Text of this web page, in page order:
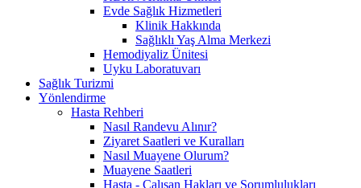
Evde Sağlık Hizmetleri
Klinik Hakkında
Sağlıklı Yaş Alma Merkezi
Hemodiyaliz Ünitesi
Uyku Laboratuvarı
Sağlık Turizmi
Yönlendirme
Hasta Rehberi
Nasıl Randevu Alınır?
Ziyaret Saatleri ve Kuralları
Nasıl Muayene Olurum?
Muayene Saatleri
Hasta - Çalışan Hakları ve Sorumlulukları